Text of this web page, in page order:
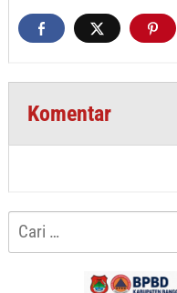
Komentar
Cari
untuk: